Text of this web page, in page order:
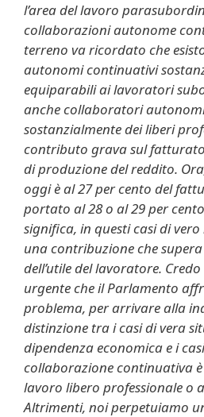
l’area del lavoro
collaborazioni autonome
terreno va ricordato che
autonomi continuativi
equiparabili ai lavoratori
anche collaboratori
sostanzialmente dei liberi
contributo grava sul
di produzione del reddito.
oggi è al 27 per cento del
portato al 28 o al 29 per
significa, in questi casi di
una contribuzione che
dell’utile del lavoratore. Credo
urgente che il Parlamento
problema, per arrivare alla
distinzione tra i casi di vera
dipendenza economica e i
collaborazione continuativa
lavoro libero professionale o
Altrimenti, noi perpetuiamo